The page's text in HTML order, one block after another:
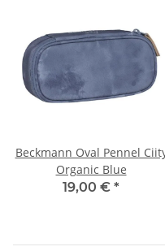
Beckmann Oval Pennel
Organic Blue
19,00 € *